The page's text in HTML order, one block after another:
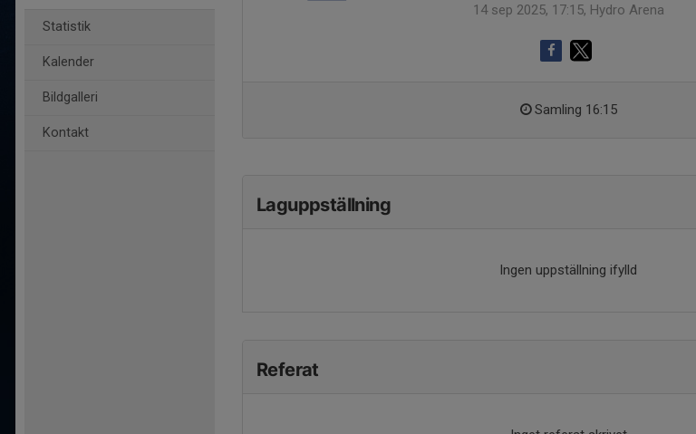
Statistik
Kalender
Bildgalleri
Kontakt
14 sep 2025, 17:15, Hydro Arena
Samling 16:15
Laguppställning
Ingen uppställning ifylld
Referat